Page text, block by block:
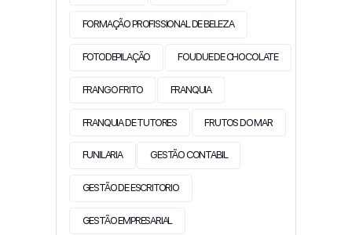
FORMAÇÃO PROFISSIONAL DE BELEZA
FOTODEPILAÇÃO FOUDUE DE CHOCOLATE
FRANGO FRITO FRANQUIA
FRANQUIA DE TUTORES FRUTOS DO MAR
FUNILARIA GESTÃO CONTABIL
GESTÃO DE ESCRITORIO
GESTÃO EMPRESARIAL